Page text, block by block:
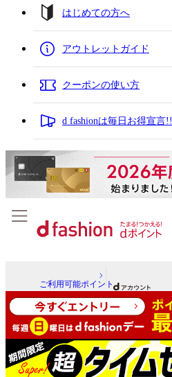
はじめての方へ
アウトレットガイド
クーポンの使い方
d fashionは毎日お得宣言!!
ご利用可能ポイント